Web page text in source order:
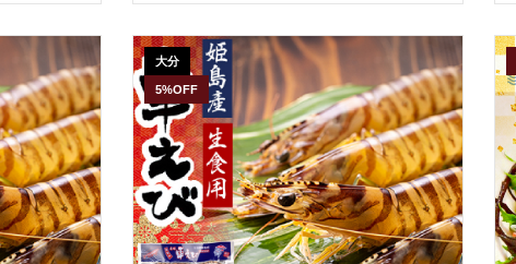
大分
5%OFF